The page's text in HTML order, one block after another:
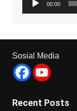
00:00
Sosial Media
Recent Posts